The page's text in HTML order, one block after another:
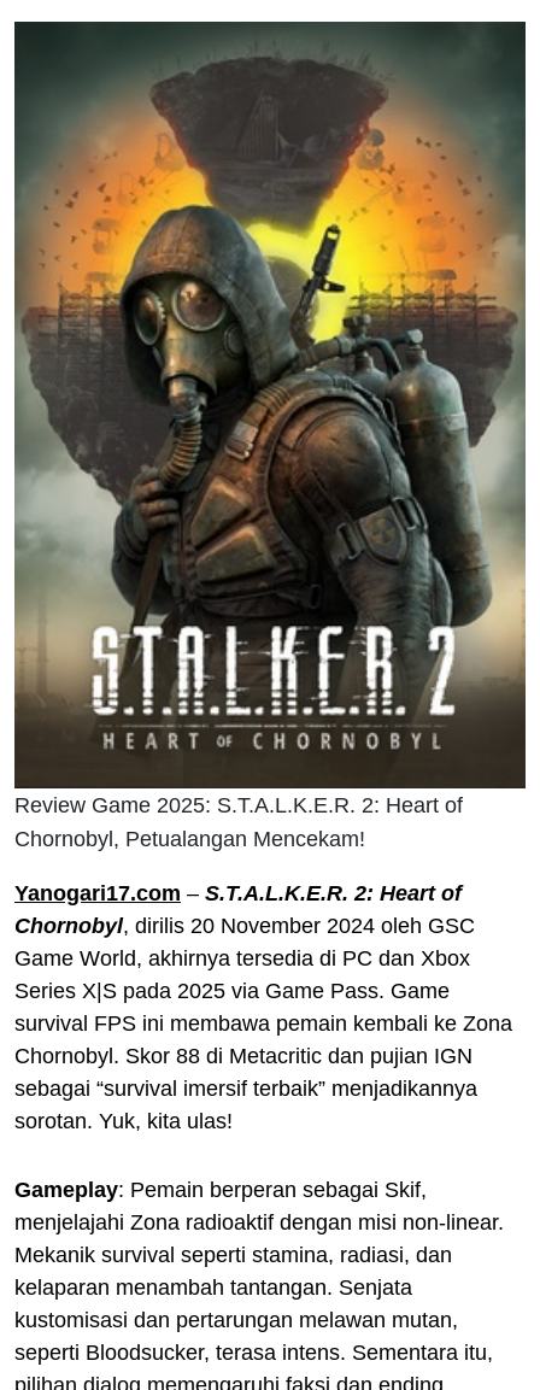
Review Game 2025: S.T.A.L.K.E.R. 2: Heart of
Chornobyl, Petualangan Mencekam!
Yanogari17.com – S.T.A.L.K.E.R. 2: Heart of
Chornobyl, dirilis 20 November 2024 oleh GSC
Game World, akhirnya tersedia di PC dan Xbox
Series X|S pada 2025 via Game Pass. Game
survival FPS ini membawa pemain kembali ke Zona
Chornobyl. Skor 88 di Metacritic dan pujian IGN
sebagai “survival imersif terbaik” menjadikannya
sorotan. Yuk, kita ulas!
Gameplay: Pemain berperan sebagai Skif,
menjelajahi Zona radioaktif dengan misi non-linear.
Mekanik survival seperti stamina, radiasi, dan
kelaparan menambah tantangan. Senjata
kustomisasi dan pertarungan melawan mutan,
seperti Bloodsucker, terasa intens. Sementara itu,